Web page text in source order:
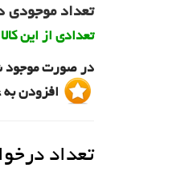
تعداد موجودی
تعدادی از این
در صورت موجود
افزودن به
تعداد